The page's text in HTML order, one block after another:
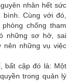
nhân hết sức
Cùng với đó,
chống tham
những sơ hở, sai
nên những vụ việc
bất cập đó là: Một
trong quản lý